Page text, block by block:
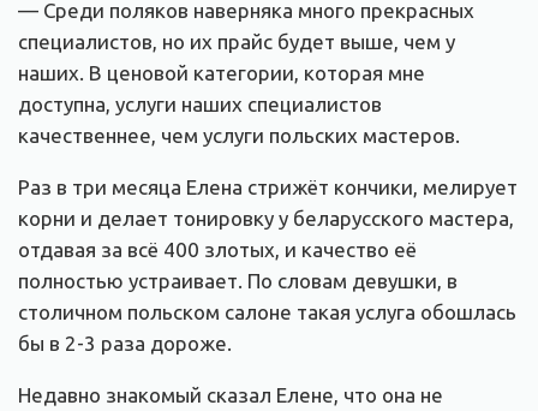
— Среди поляков наверняка много прекрасных
специалистов, но их прайс будет выше, чем у
наших. В ценовой категории, которая мне
доступна, услуги наших специалистов
качественнее, чем услуги польских мастеров.
Раз в три месяца Елена стрижёт кончики, мелирует
корни и делает тонировку у беларусского мастера,
отдавая за всё 400 злотых, и качество её
полностью устраивает. По словам девушки, в
столичном польском салоне такая услуга обошлась
бы в 2-3 раза дороже.
Недавно знакомый сказал Елене, что она не